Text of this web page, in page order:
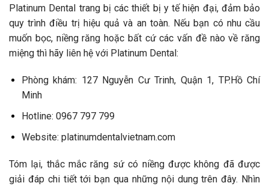
Platinum Dental trang bị các thiết bị y tế hiện đại, đảm bảo
quy trình điều trị hiệu quả và an toàn. Nếu bạn có nhu cầu
muốn bọc, niềng răng hoặc bất cứ các vấn đề nào về răng
miệng thì hãy liên hệ với Platinum Dental:
Phòng khám: 127 Nguyễn Cư Trinh, Quận 1, TP.Hồ Chí
Minh
Hotline: 0967 797 799
Website: platinumdentalvietnam.com
Tóm lại, thắc mắcrăng sứ có niềng được không đã được
giải đáp chi tiết tới bạn qua những nội dung trên đây. Nhìn